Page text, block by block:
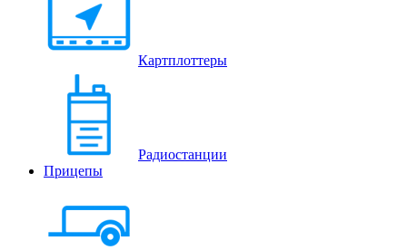
Картплоттеры
Радиостанции
Прицепы